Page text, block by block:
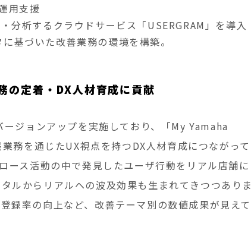
用支援
析するクラウドサービス「USERGRAM」を導入
基づいた改善業務の環境を構築。
定着・DX人材育成に貢献
ジョンアップを実施しており、「My Yamaha
務を通じたUX視点を持つDX人材育成につながって
ス活動の中で発見したユーザ行動をリアル店舗に
ルからリアルヘの波及効果も生まれてきつつありま
録率の向上など、改善テーマ別の数値成果が見えて